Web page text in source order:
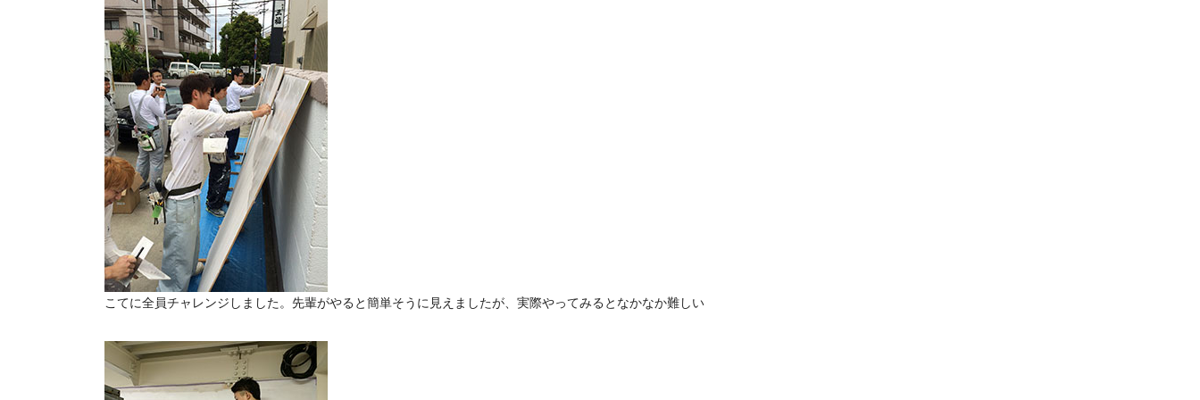
こてに全員チャレンジしました。先輩がやると簡単そうに見えましたが、実際やってみるとなかなか難しい